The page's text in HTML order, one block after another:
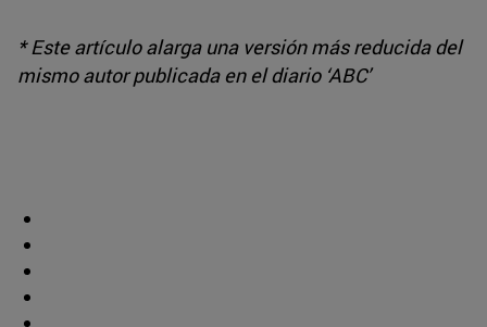
* Este artículo alarga una versión más reducida del
mismo autor publicada en el diario ‘ABC’